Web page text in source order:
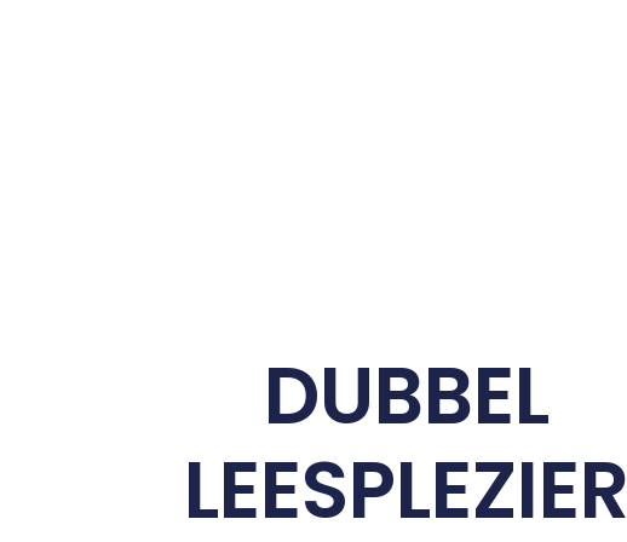
DUBBEL
LEESPLEZIER